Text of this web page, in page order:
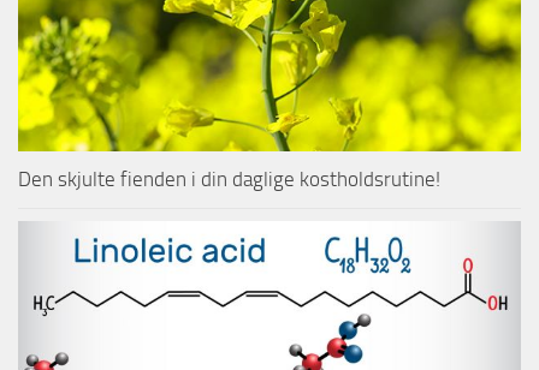
Den skjulte fienden i din daglige kostholdsrutine!